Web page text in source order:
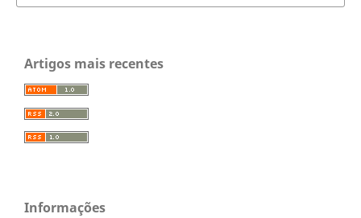
Artigos mais recentes
Informações